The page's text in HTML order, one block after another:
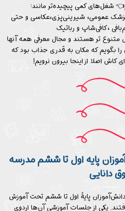
شغل‌های کمی پیچیده‌تر مانند:
پزشک عمومی، شیرینی‌پزی،عکاسی و حتی
،کافی‌شاپ و رباتیک
تر هستند و مجال معرفی همه آنها
که مکان به قدری جذاب بود که
کاش اصلا از اینجا بیرون نرویم!
پایه اول تا ششم مدرسه
دانایی
پایۀ اول تا ششم تحت آموزش
یکی از جلسات آموزشی آن‌ها اردوی